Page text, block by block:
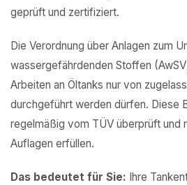
geprüft und zertifiziert.
Die Verordnung über Anlagen zum
wassergefährdenden Stoffen
Arbeiten an Öltanks nur von
durchgeführt werden dürfen. Diese
regelmäßig vom TÜV überprüft und
Auflagen erfüllen.
Das bedeutet für Sie: Ihre